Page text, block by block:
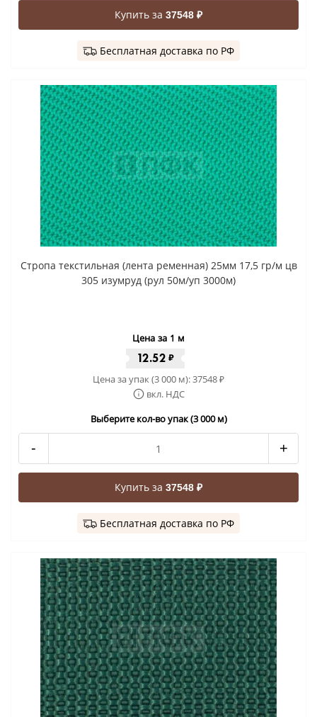
Купить за 37548 ₽
Бесплатная доставка по РФ
Стропа текстильная (лента ременная) 25мм 17,5 гр/м цв
305 изумруд (рул 50м/уп 3000м)
Цена за 1 м
12.52 ₽
Цена за упак (3 000 м):37548₽
вкл. НДС
Выберите кол-во упак (3 000 м)
- +
Купить за 37548 ₽
Бесплатная доставка по РФ